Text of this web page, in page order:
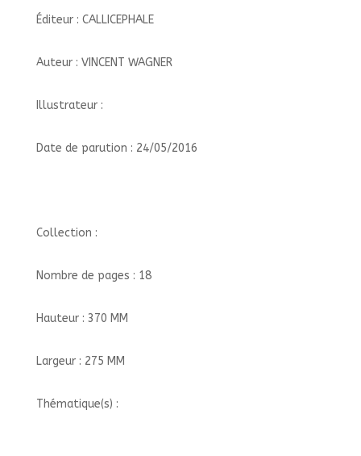
Éditeur : CALLICEPHALE
Auteur : VINCENT WAGNER
Illustrateur :
Date de parution : 24/05/2016
Collection :
Nombre de pages : 18
Hauteur : 370 MM
Largeur : 275 MM
Thématique(s) :